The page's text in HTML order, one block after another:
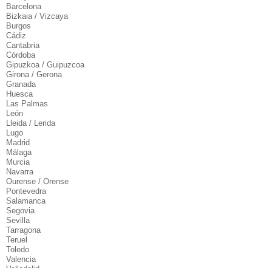
Barcelona
Bizkaia / Vizcaya
Burgos
Cádiz
Cantabria
Córdoba
Gipuzkoa / Guipuzcoa
Girona / Gerona
Granada
Huesca
Las Palmas
León
Lleida / Lerida
Lugo
Madrid
Málaga
Murcia
Navarra
Ourense / Orense
Pontevedra
Salamanca
Segovia
Sevilla
Tarragona
Teruel
Toledo
Valencia